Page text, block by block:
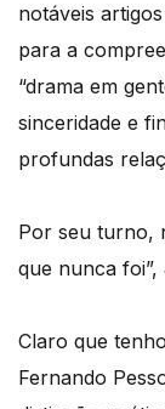
notáveis
para a
“drama em
sinceridade e
profundas
Por seu turno,
que nunca
Claro que
Fernando